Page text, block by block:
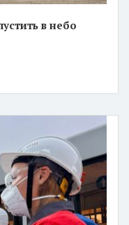
в небо